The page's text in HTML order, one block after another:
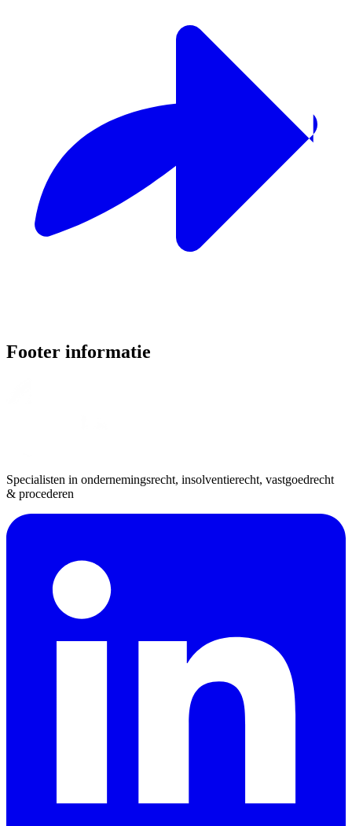
Footer informatie
Specialisten in ondernemingsrecht, insolventierecht, vastgoedrecht
& procederen